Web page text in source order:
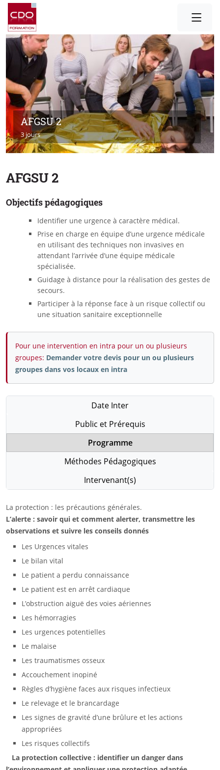
AFGSU 2
3 jours
AFGSU 2
Objectifs pédagogiques
Identifier une urgence à caractère médical.
Prise en charge en équipe d’une urgence médicale
en utilisant des techniques non invasives en
attendant l’arrivée d’une équipe médicale
spécialisée.
Guidage à distance pour la réalisation des gestes de
secours.
Participer à la réponse face à un risque collectif ou
une situation sanitaire exceptionnelle
Pour une intervention en intra pour un ou plusieurs
groupes: Demander votre devis pour un ou plusieurs
groupes dans vos locaux en intra
Date Inter
Public et Prérequis
Programme
Méthodes Pédagogiques
Intervenant(s)
La protection : les précautions générales.
L’alerte : savoir qui et comment alerter, transmettre les
observations et suivre les conseils donnés
Les Urgences vitales
Le bilan vital
Le patient a perdu connaissance
Le patient est en arrêt cardiaque
L’obstruction aiguë des voies aériennes
Les hémorragies
Les urgences potentielles
Le malaise
Les traumatismes osseux
Accouchement inopiné
Règles d’hygiène faces aux risques infectieux
Le relevage et le brancardage
Les signes de gravité d’une brûlure et les actions
appropriées
Les risques collectifs
La protection collective : identifier un danger dans